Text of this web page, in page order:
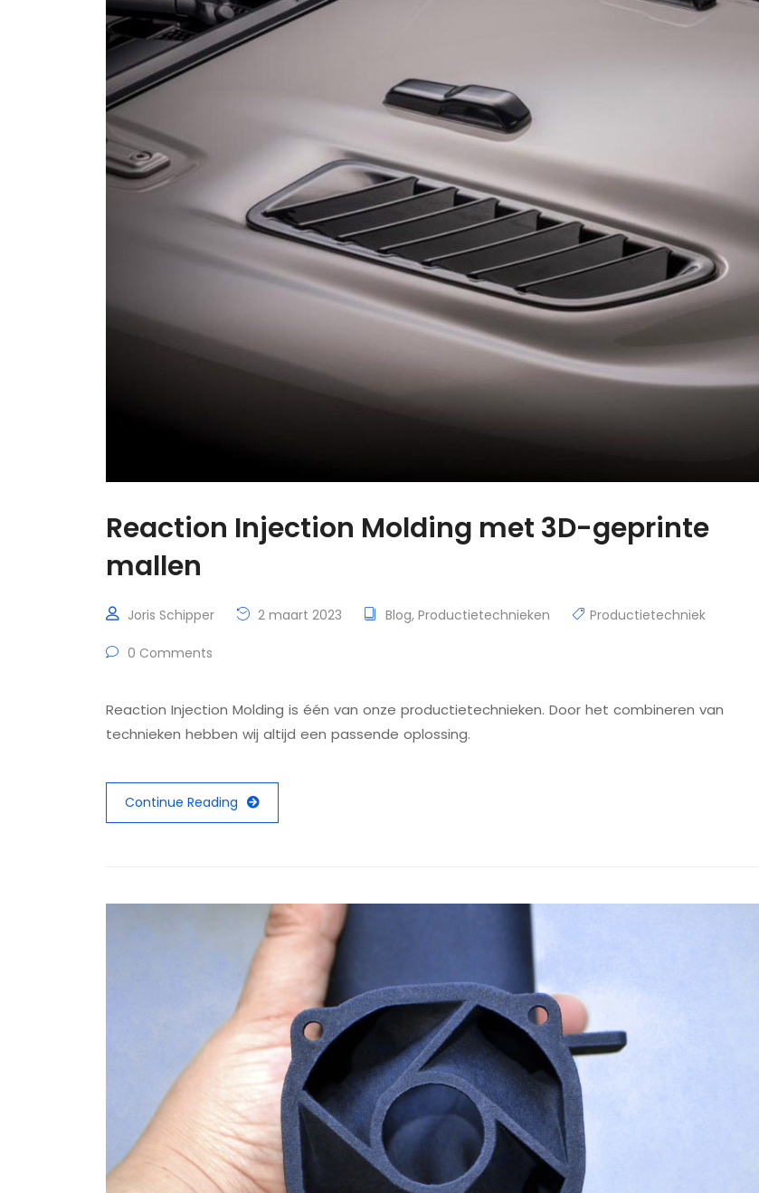
Reaction Injection Molding met 3D-geprinte
mallen
Joris Schipper 2 maart 2023 Blog, Productietechnieken Productietechniek
0 Comments
Reaction Injection Molding is één van onze productietechnieken. Door het combineren van
technieken hebben wij altijd een passende oplossing.
Continue Reading